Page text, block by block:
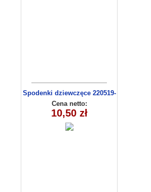
Spodenki dziewczęce 220519-
4 (13-16)
Cena netto:
10,50 zł